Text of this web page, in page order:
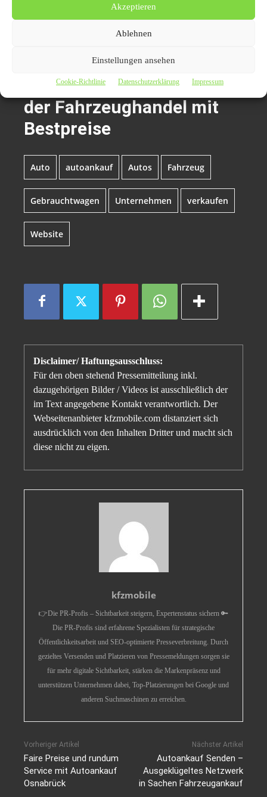
Akzeptieren
Ablehnen
Einstellungen ansehen
Cookie-Richtlinie Datenschutzerklärung Impressum
Marketing für die Automobilbranche
Themen zum Beitrag
Autoankauf Siegen und
der Fahrzeughandel mit
Bestpreise
Auto autoankauf Autos Fahrzeug
Gebrauchtwagen Unternehmen verkaufen
Website
Disclaimer/ Haftungsausschluss:
Für den oben stehend Pressemitteilung inkl.
dazugehörigen Bilder / Videos ist ausschließlich der
im Text angegebene Kontakt verantwortlich. Der
Webseitenanbieter kfzmobile.com distanziert sich
ausdrücklich von den Inhalten Dritter und macht sich
diese nicht zu eigen.
kfzmobile
👉Die PR-Profis – Sichtbarkeit steigern, Expertenstatus sichern 🔑
Die PR-Profis sind erfahrene Spezialisten für strategische
Öffentlichkeitsarbeit und SEO-optimierte Presseverbreitung. Durch
gezieltes Versenden und Platzieren von Pressemeldungen sorgen sie
für mehr digitale Sichtbarkeit, stärken die Markenpräsenz und
unterstützen Unternehmen dabei, Top-Platzierungen bei Google und
anderen Suchmaschinen zu erreichen.
Vorheriger Artikel
Faire Preise und rundum
Service mit Autoankauf
Osnabrück
Nächster Artikel
Autoankauf Senden –
Ausgeklügeltes Netzwerk
in Sachen Fahrzeugankauf